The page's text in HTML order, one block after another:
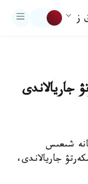
ز
جاريالاندى
شىعىس
جاريالاندى،